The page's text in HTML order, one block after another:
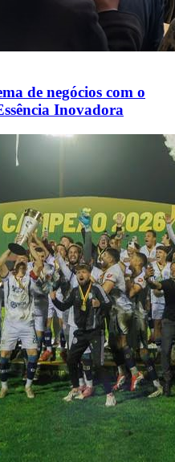
de negócios com o
Inovadora